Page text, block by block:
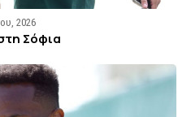
2026
Σόφια